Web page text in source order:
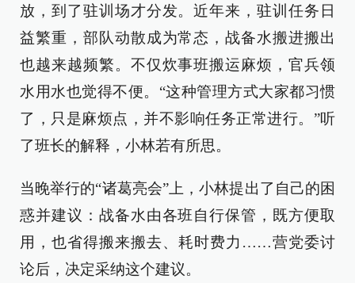
放，到了驻训场才分发。近年来，驻训任务日
益繁重，部队动散成为常态，战备水搬进搬出
也越来越频繁。不仅炊事班搬运麻烦，官兵领
水用水也觉得不便。“这种管理方式大家都习惯
了，只是麻烦点，并不影响任务正常进行。”听
了班长的解释，小林若有所思。
当晚举行的“诸葛亮会”上，小林提出了自己的困
惑并建议：战备水由各班自行保管，既方便取
用，也省得搬来搬去、耗时费力……营党委讨
论后，决定采纳这个建议。